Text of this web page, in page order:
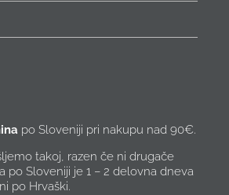
po Sloveniji pri nakupu nad 90€.
takoj, razen če ni drugače
po Sloveniji je 1 – 2 delovna dneva
po Hrvaški.